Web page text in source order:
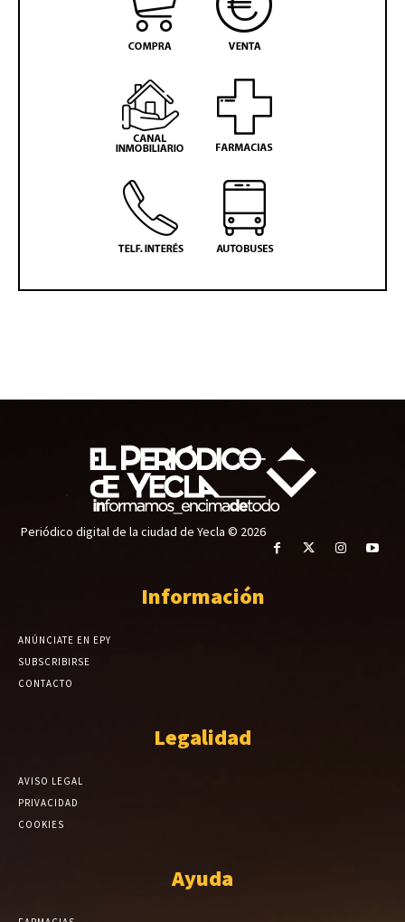
Periódico digital de la ciudad de Yecla © 2026
Información
ANÚNCIATE EN EPY
SUBSCRIBIRSE
CONTACTO
Legalidad
AVISO LEGAL
PRIVACIDAD
COOKIES
Ayuda